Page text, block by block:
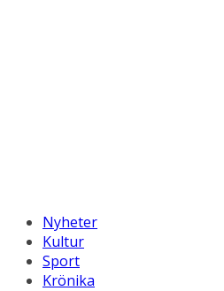
Nyheter
Kultur
Sport
Krönika